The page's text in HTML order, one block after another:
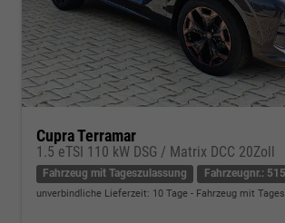
Cupra Terramar
1.5 eTSI 110 kW DSG / Matrix DCC 20Zoll
Fahrzeug mit Tageszulassung Fahrzeugnr.:
unverbindliche Lieferzeit: 10 Tage Fahrzeug mit